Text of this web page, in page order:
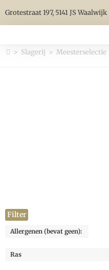
Grotestraat 197, 5141 JS Waalwijk
> Slagerij > Meesterselectie
Filter
Allergenen (bevat geen):
Ras